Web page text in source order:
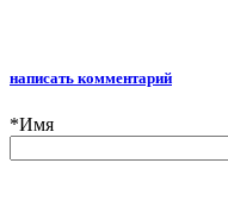
написать комментарий
*Имя